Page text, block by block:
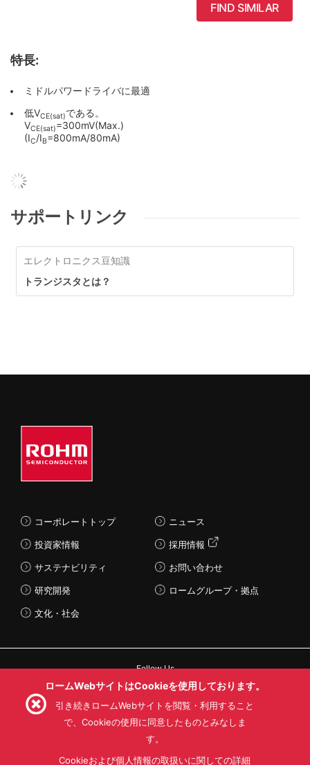
FIND SIMILAR
特長:
ミドルパワードライバに最適
低VCE(sat)である。
VCE(sat)=300mV(Max.)
(IC/IB=800mA/80mA)
サポートリンク
エレクトロニクス豆知識
トランジスタとは？
コーポレートトップ
投資家情報
サステナビリティ
研究開発
文化・社会
ニュース
採用情報
お問い合わせ
ロームグループ・拠点
Follow Us
利用目的
プライバシーポリシー
サイトマップ
ロームWebサイトはCookieを使用しております。
引き続きロームWebサイトを閲覧・利用すること
で、Cookieの使用に同意したものとみなしま
す。
Cookieおよび個人情報の取扱いに関しての詳細